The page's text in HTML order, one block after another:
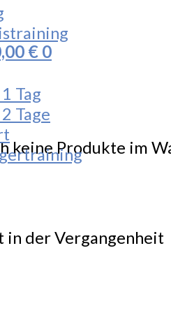
€ 0
keine Produkte im
Tag
Tage
in der Vergangenheit